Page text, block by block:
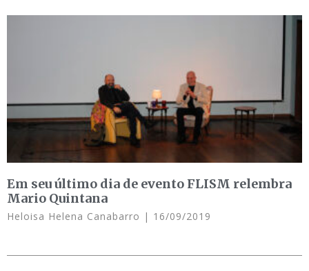
Em seu último dia de evento FLISM relembra
Mario Quintana
Heloisa Helena Canabarro 16/09/2019